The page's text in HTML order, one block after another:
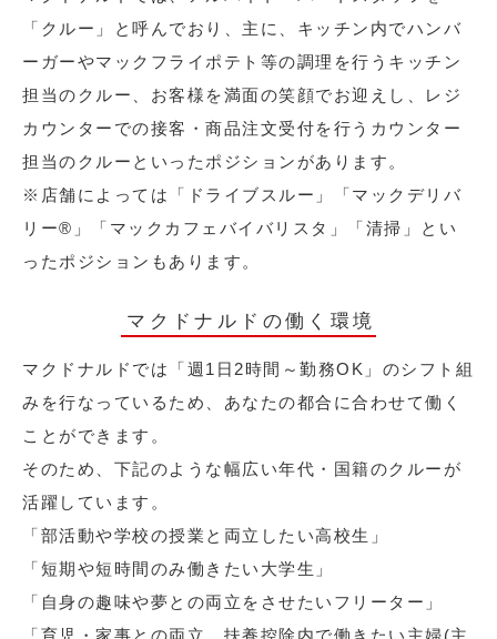
「クルー」と呼んでおり、主に、キッチン内でハンバ
ーガーやマックフライポテト等の調理を行うキッチン
担当のクルー、お客様を満面の笑顔でお迎えし、レジ
カウンターでの接客・商品注文受付を行うカウンター
担当のクルーといったポジションがあります。
※店舗によっては「ドライブスルー」「マックデリバ
リー®︎」「マックカフェバイバリスタ」「清掃」とい
ったポジションもあります。
マクドナルドの働く環境
マクドナルドでは「週1日2時間～勤務OK」のシフト組
みを行なっているため、あなたの都合に合わせて働く
ことができます。
そのため、下記のような幅広い年代・国籍のクルーが
活躍しています。
「部活動や学校の授業と両立したい高校生」
「短期や短時間のみ働きたい大学生」
「自身の趣味や夢との両立をさせたいフリーター」